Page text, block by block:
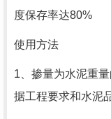
度保存率达80%
使用方法
1、掺量为水泥重
据工程要求和水泥